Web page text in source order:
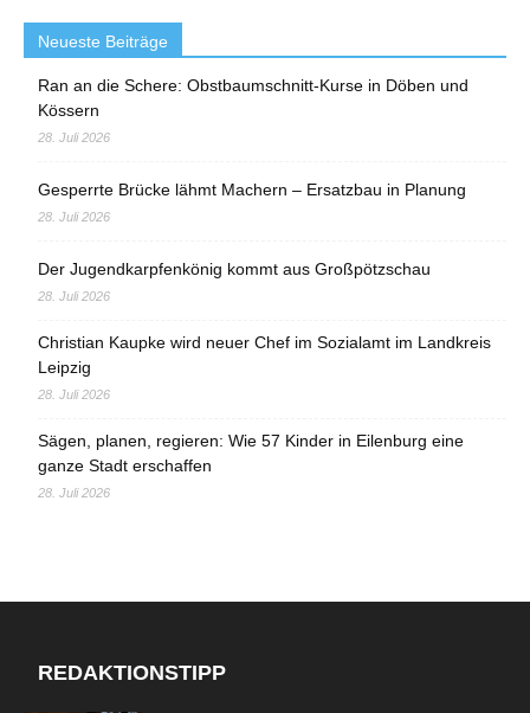
Neueste Beiträge
Ran an die Schere: Obstbaumschnitt-Kurse in Döben und
Kössern
28. Juli 2026
Gesperrte Brücke lähmt Machern – Ersatzbau in Planung
28. Juli 2026
Der Jugendkarpfenkönig kommt aus Großpötzschau
28. Juli 2026
Christian Kaupke wird neuer Chef im Sozialamt im Landkreis
Leipzig
28. Juli 2026
Sägen, planen, regieren: Wie 57 Kinder in Eilenburg eine
ganze Stadt erschaffen
28. Juli 2026
REDAKTIONSTIPP